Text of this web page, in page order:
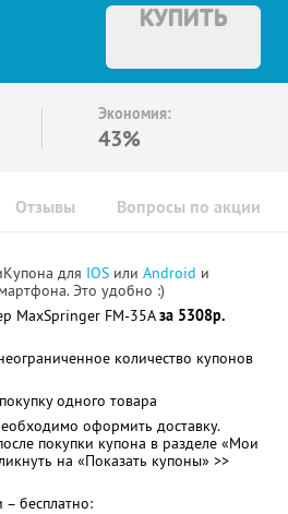
КУПИТЬ
Экономия:
43%
Отзывы Вопросы по акции
для IOS или Android и
Это удобно :)
MaxSpringer FM-35Aза 5308р.
количество купонов
одного товара
оформить доставку.
покупки купона в разделе «Мои
на «Показать купоны» >>
– бесплатно: